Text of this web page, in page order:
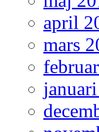
april
mars